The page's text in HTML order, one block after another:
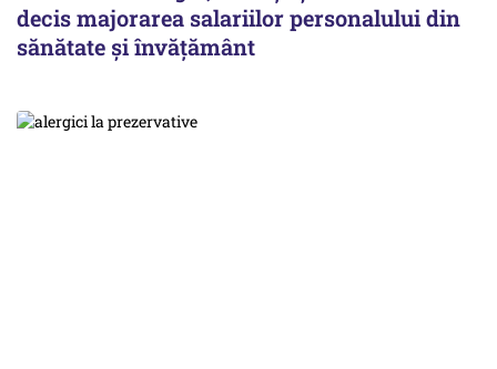
decis majorarea salariilor personalului din
sănătate şi învăţământ